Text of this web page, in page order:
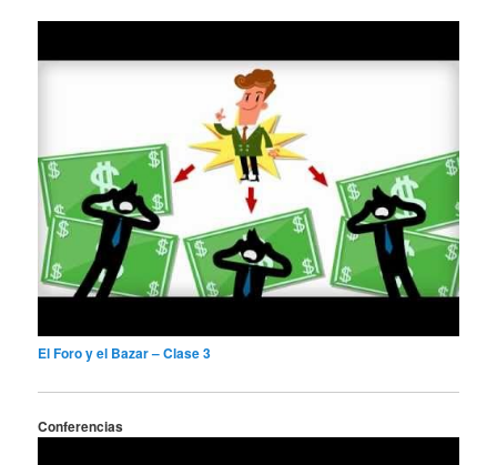
El Foro y el Bazar – Clase 3
Conferencias